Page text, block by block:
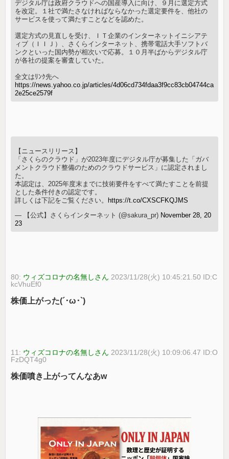
デジタル庁は政府クラウドへの国産導入に向け、９月に選定方式
を改定。１社で満たさなければならなかった選定要件を、他社の
サービスを使って満たすことなどを認めた。
選定方式の見直しを受け、ＩＴ企業のインターネットイニシアテ
ィブ（ＩＩＪ）、さくらインターネット、携帯電話大手ソフトバ
ンクといった国内勢が相次いで応募。１０月半ばからデジタル庁
が各社の提案を審査していた。
全文はﾘﾝｸ先へ
https://news.yahoo.co.jp/articles/4d06cd734fdaa3f9cc83cb04744ca
2e25ce2579f
【ニュースリリース】
「さくらのクラウド」が2023年度にデジタル庁が募集した「ガバ
メントクラウド整備のためのクラウドサービス」に認定されまし
た。
本認定は、2025年度末までに技術要件をすべて満たすことを前提
とした条件付きの認定です。
詳しくは下記をご覧ください。
https://t.co/CXSCFKQJMS
— 【公式】さくらインターネット (@sakura_pr) November 28, 20
23
80: ウィズコロナの名無しさん 2023/11/28(火) 10:45:21.50 ID:C
kcVhuEf0
株価上がった(´･ω･`)
11: ウィズコロナの名無しさん 2023/11/28(火) 10:09:06.47 ID:O
FzDQT4g0
株価噴き上がってんなあw